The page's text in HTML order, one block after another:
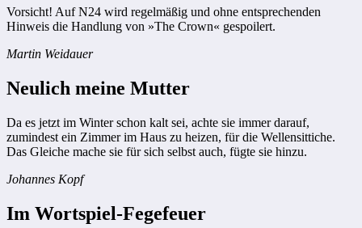
Vorsicht! Auf N24 wird regelmäßig und ohne entsprechenden
Hinweis die Handlung von »The Crown« gespoilert.
Martin Weidauer
Neulich meine Mutter
Da es jetzt im Winter schon kalt sei, achte sie immer darauf,
zumindest ein Zimmer im Haus zu heizen, für die Wellensittiche.
Das Gleiche mache sie für sich selbst auch, fügte sie hinzu.
Johannes Kopf
Im Wortspiel-Fegefeuer